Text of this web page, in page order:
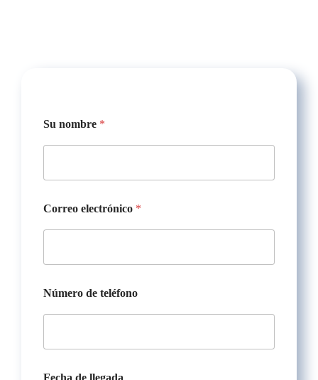
Su nombre *
Correo electrónico *
Número de teléfono